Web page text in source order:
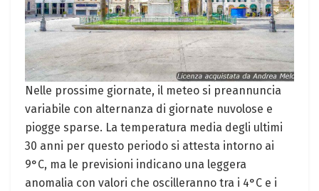
Nelle prossime giornate, il meteo si preannuncia
variabile con alternanza di giornate nuvolose e
piogge sparse. La temperatura media degli ultimi
30 anni per questo periodo si attesta intorno ai
9°C, ma le previsioni indicano una leggera
anomalia con valori che oscilleranno tra i 4°C e i